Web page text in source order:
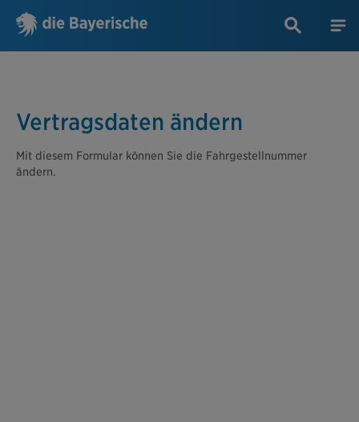
Vertragsdaten ändern
Mit diesem Formular können Sie die Fahrgestellnummer
ändern.